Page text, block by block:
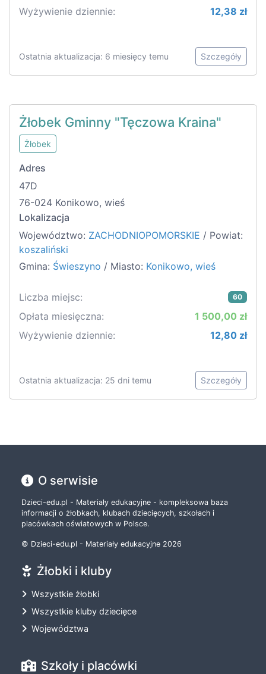
Wyżywienie dziennie:
12,38 zł
Ostatnia aktualizacja: 6 miesięcy temu Szczegóły
Żłobek Gminny "Tęczowa Kraina"
Żłobek
Adres
47D
76-024 Konikowo, wieś
Lokalizacja
Województwo: ZACHODNIOPOMORSKIE / Powiat:
koszaliński
Gmina: Świeszyno / Miasto: Konikowo, wieś
Liczba miejsc: 60
Opłata miesięczna:
1 500,00 zł
Wyżywienie dziennie:
12,80 zł
Ostatnia aktualizacja: 25 dni temu Szczegóły
O serwisie
Dzieci-edu.pl - Materiały edukacyjne - kompleksowa baza
informacji o żłobkach, klubach dziecięcych, szkołach i
placówkach oświatowych w Polsce.
© Dzieci-edu.pl - Materiały edukacyjne 2026
Żłobki i kluby
Wszystkie żłobki
Wszystkie kluby dziecięce
Województwa
Szkoły i placówki